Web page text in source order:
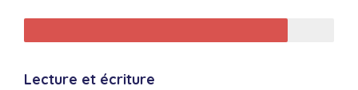
Lecture et écriture